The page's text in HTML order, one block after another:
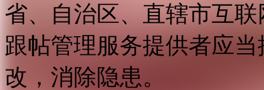
省、自治区、直辖市互
跟帖管理服务提供者应
改，消除隐患。